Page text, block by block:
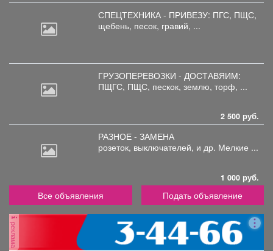
СПЕЦТЕХНИКА - ПРИВЕЗУ: ПГС, ПЩС,
щебень, песок, гравий, ...
ГРУЗОПЕРЕВОЗКИ - ДОСТАВЯИМ:
ПЩГС, ПЩС, пескок, землю, торф, ...
2 500 руб.
РАЗНОЕ - ЗАМЕНА
розеток, выключателей, и др. Мелкие ...
1 000 руб.
Все объявления Подать объявление
реклама